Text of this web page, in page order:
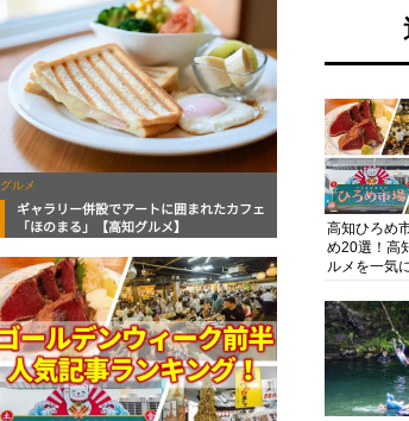
グルメ
ギャラリー併設でアートに囲まれたカフェ
「ほのまる」【高知グルメ】
高知ひろめ
め20選！高
ルメを一気
底解剖